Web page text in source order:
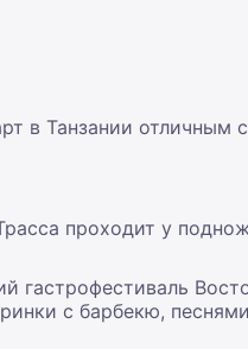
в Танзании отличным
проходит у
гастрофестиваль
с барбекю,